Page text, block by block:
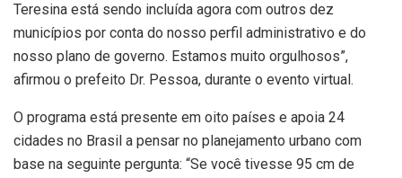
Teresina está sendo incluída agora com outros dez
municípios por conta do nosso perfil administrativo e do
nosso plano de governo. Estamos muito orgulhosos”,
afirmou o prefeito Dr. Pessoa, durante o evento virtual.
O programa está presente em oito países e apoia 24
cidades no Brasil a pensar no planejamento urbano com
base na seguinte pergunta: “Se você tivesse 95 cm de